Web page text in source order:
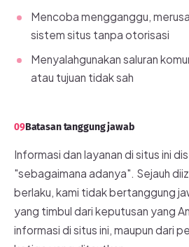
Mencoba mengganggu,
sistem situs tanpa otorisasi
Menyalahgunakan saluran
atau tujuan tidak sah
09Batasan tanggung jawab
Informasi dan layanan di situs ini
"sebagaimana adanya". Sejauh
berlaku, kami tidak bertanggung
yang timbul dari keputusan yang
informasi di situs ini, maupun dari